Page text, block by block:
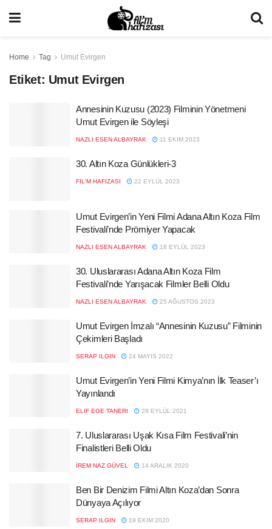
Home Tag Umut Evirgen
Etiket: Umut Evirgen
Annesinin Kuzusu (2023) Filminin Yönetmeni
Umut Evirgen ile Söyleşi
NAZLI ESEN ALBAYRAK 11 EKIM 2023
30. Altın Koza Günlükleri-3
FIL'M HAFIZASI 22 EYLÜL 2023
Umut Evirgen’in Yeni Filmi Adana Altın Koza Film
Festivali’nde Prömiyer Yapacak
NAZLI ESEN ALBAYRAK 18 EYLÜL 2023
30. Uluslararası Adana Altın Koza Film
Festivali’nde Yarışacak Filmler Belli Oldu
NAZLI ESEN ALBAYRAK 25 AĞUSTOS 2023
Umut Evirgen İmzalı “Annesinin Kuzusu” Filminin
Çekimleri Başladı
SERAP ILGIN 24 MAYIS 2022
Umut Evirgen’in Yeni Filmi Kimya’nın İlk Teaser’ı
Yayınlandı
ELIF EGE TANERI 28 EYLÜL 2021
7. Uluslararası Uşak Kısa Film Festivali’nin
Finalistleri Belli Oldu
İREM NAZ GÜVEL 14 ARALIK 2020
Ben Bir Denizim Filmi Altın Koza’dan Sonra
Dünyaya Açılıyor
SERAP ILGIN 19 EKIM 2020